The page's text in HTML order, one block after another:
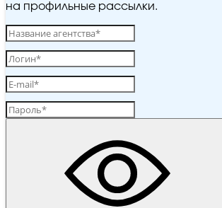
на профильные рассылки.